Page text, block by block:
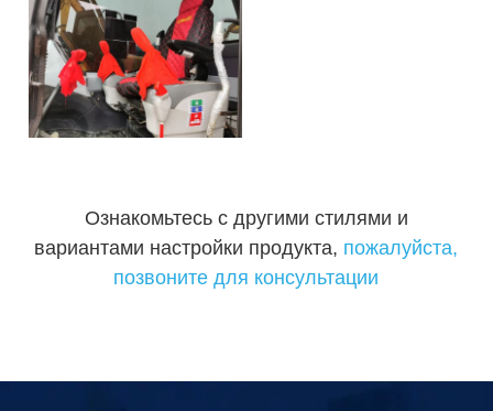
Ознакомьтесь с другими стилями и
вариантами настройки продукта, пожалуйста,
позвоните для консультации